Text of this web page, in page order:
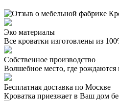
Эко материалы
Все кроватки изготовлены из
Собственное производство
Волшебное место, где рождаются
Бесплатная доставка по Москве
Кроватка приезжает в Ваш дом